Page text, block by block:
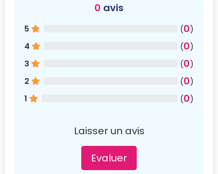
0 avis
5 (0)
4
(0)
3
(0)
2
(0)
1
(0)
Laisser un avis
Evaluer